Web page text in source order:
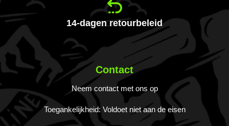
14-dagen retourbeleid
Contact
Neem contact met ons op
Toegankelijkheid: Voldoet niet aan de eisen